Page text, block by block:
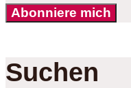
Abonniere mich
Suchen